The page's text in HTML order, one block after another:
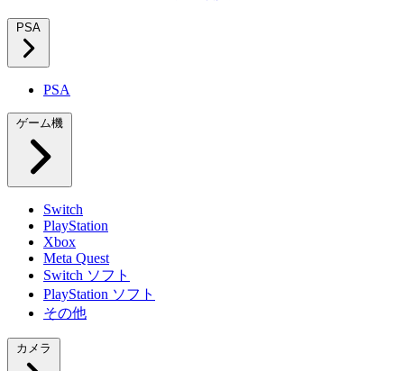
PSA
PSA
ゲーム機
Switch
PlayStation
Xbox
Meta Quest
Switch ソフト
PlayStation ソフト
その他
カメラ